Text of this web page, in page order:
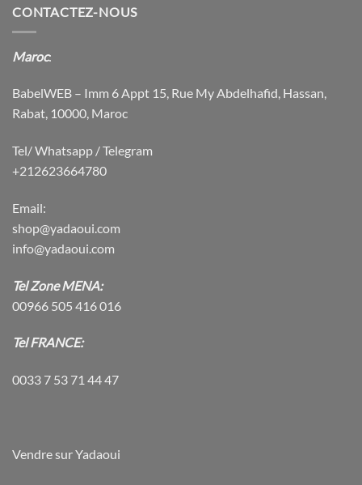
CONTACTEZ-NOUS
Maroc:
BabelWEB – Imm 6 Appt 15, Rue My Abdelhafid, Hassan,
Rabat, 10000, Maroc
Tel/ Whatsapp / Telegram
+212623664780
Email:
shop@yadaoui.com
info@yadaoui.com
Tel Zone MENA:
00966 505 416 016
Tel FRANCE:
0033 7 53 71 44 47
Vendre sur Yadaoui